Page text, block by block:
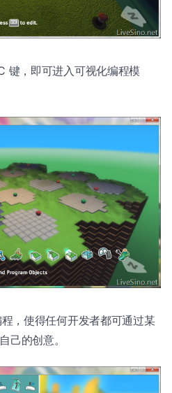
键，即可进入可视化编程模
，使得任何开发者都可通过某
己的创意。